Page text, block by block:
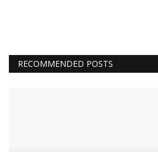
RECOMMENDED POSTS